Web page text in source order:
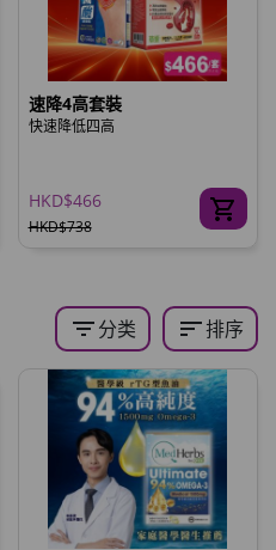
速降4高套裝
快速降低四高
HKD$466
HKD$738
filter_list分类 sort排序